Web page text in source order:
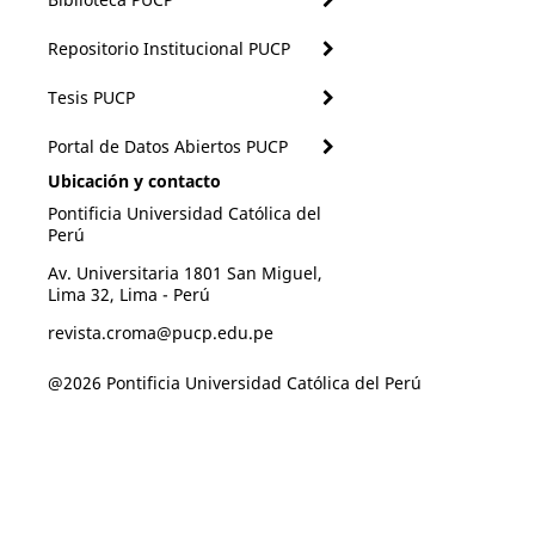
Repositorio Institucional PUCP
Tesis PUCP
Portal de Datos Abiertos PUCP
Ubicación y contacto
Pontificia Universidad Católica del
Perú
Av. Universitaria 1801 San Miguel,
Lima 32, Lima - Perú
revista.croma@pucp.edu.pe
@2026 Pontificia Universidad Católica del Perú